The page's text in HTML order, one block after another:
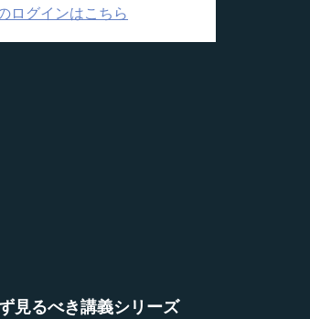
ログインはこちら
見るべき講義シリーズ